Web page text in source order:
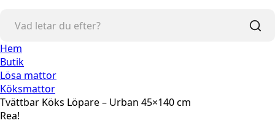
Hem
Butik
Lösa mattor
Köksmattor
Tvättbar Köks Löpare – Urban 45×140 cm
Rea!